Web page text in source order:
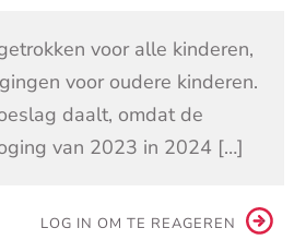
voor alle kinderen,
voor oudere kinderen.
daalt, omdat de
van 2023 in 2024 […]
LOG IN OM TE REAGEREN